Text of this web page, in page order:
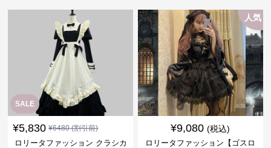
SALE
¥5,830 ¥6480(割引前)
ロリータファッション クラシカ
人気
¥9,080 (税込)
ロリータファッション【ゴスロ